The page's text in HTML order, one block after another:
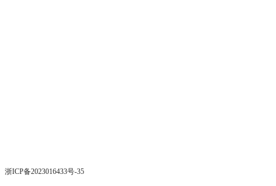
浙ICP备2023016433号-35